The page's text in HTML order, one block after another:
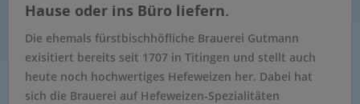
Hause oder ins Büro liefern.
Die ehemals fürstbischhöfliche Brauerei Gutmann
exisitiert bereits seit 1707 in Titingen und stellt auch
heute noch hochwertiges Hefeweizen her. Dabei hat
sich die Brauerei auf Hefeweizen-Spezialitäten